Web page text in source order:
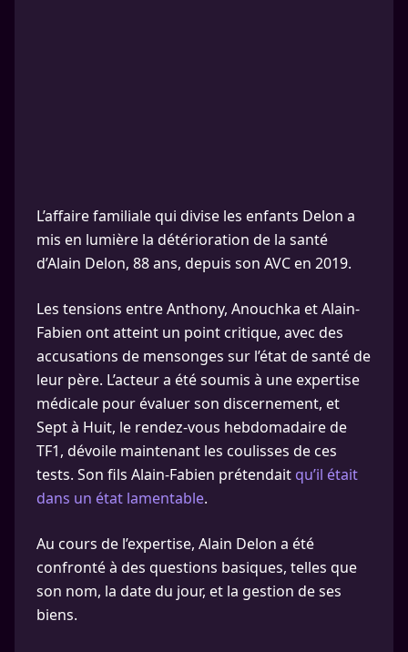
L’affaire familiale qui divise les enfants Delon a
mis en lumière la détérioration de la santé
d’Alain Delon, 88 ans, depuis son AVC en 2019.
Les tensions entre Anthony, Anouchka et Alain-
Fabien ont atteint un point critique, avec des
accusations de mensonges sur l’état de santé de
leur père. L’acteur a été soumis à une expertise
médicale pour évaluer son discernement, et
Sept à Huit, le rendez-vous hebdomadaire de
TF1, dévoile maintenant les coulisses de ces
tests. Son fils Alain-Fabien prétendait qu’il était
dans un état lamentable.
Au cours de l’expertise, Alain Delon a été
confronté à des questions basiques, telles que
son nom, la date du jour, et la gestion de ses
biens.